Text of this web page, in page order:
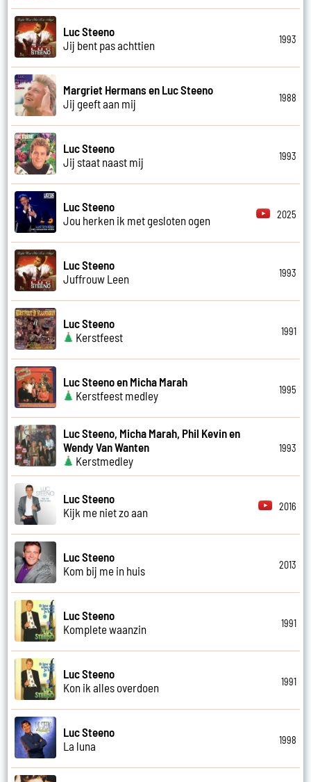
Luc Steeno
Jij bent pas achttien
1993
Margriet Hermans en Luc Steeno
Jij geeft aan mij
1988
Luc Steeno
Jij staat naast mij
1993
Luc Steeno
Jou herken ik met gesloten ogen
2025
Luc Steeno
Juffrouw Leen
1993
Luc Steeno
Kerstfeest
1991
Luc Steeno en Micha Marah
Kerstfeest medley
1995
Luc Steeno, Micha Marah, Phil Kevin en
Wendy Van Wanten
Kerstmedley
1993
Luc Steeno
Kijk me niet zo aan
2016
Luc Steeno
Kom bij me in huis
2013
Luc Steeno
Komplete waanzin
1991
Luc Steeno
Kon ik alles overdoen
1991
Luc Steeno
La luna
1998